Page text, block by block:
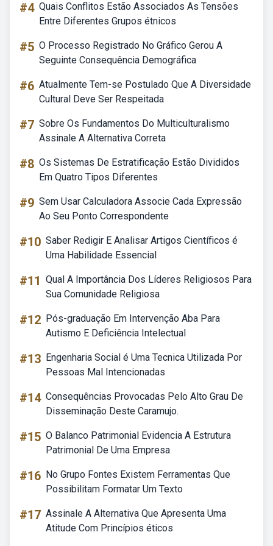
#4 Quais Conflitos Estão Associados As Tensões
Entre Diferentes Grupos étnicos
#5 O Processo Registrado No Gráfico Gerou A
Seguinte Consequência Demográfica
#6 Atualmente Tem-se Postulado Que A Diversidade
Cultural Deve Ser Respeitada
#7 Sobre Os Fundamentos Do Multiculturalismo
Assinale A Alternativa Correta
#8 Os Sistemas De Estratificação Estão Divididos
Em Quatro Tipos Diferentes
#9 Sem Usar Calculadora Associe Cada Expressão
Ao Seu Ponto Correspondente
#10 Saber Redigir E Analisar Artigos Científicos é
Uma Habilidade Essencial
#11 Qual A Importância Dos Líderes Religiosos Para
Sua Comunidade Religiosa
#12 Pós-graduação Em Intervenção Aba Para
Autismo E Deficiência Intelectual
#13 Engenharia Social é Uma Tecnica Utilizada Por
Pessoas Mal Intencionadas
#14 Consequências Provocadas Pelo Alto Grau De
Disseminação Deste Caramujo.
#15 O Balanco Patrimonial Evidencia A Estrutura
Patrimonial De Uma Empresa
#16 No Grupo Fontes Existem Ferramentas Que
Possibilitam Formatar Um Texto
#17 Assinale A Alternativa Que Apresenta Uma
Atitude Com Princípios éticos